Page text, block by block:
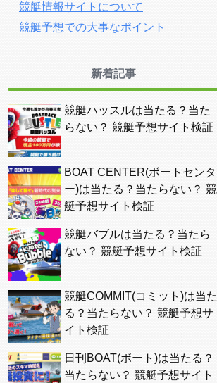
競艇情報サイトについて
競艇予想での大事なポイント
新着記事
競艇ハッスルは当たる？当た
らない？ 競艇予想サイト検証
BOAT CENTER(ボートセンタ
ー)は当たる？当たらない？ 競
艇予想サイト検証
競艇バブルは当たる？当たら
ない？ 競艇予想サイト検証
競艇COMMIT(コミット)は当た
る？当たらない？ 競艇予想サ
イト検証
日刊BOAT(ボート)は当たる？
当たらない？ 競艇予想サイト